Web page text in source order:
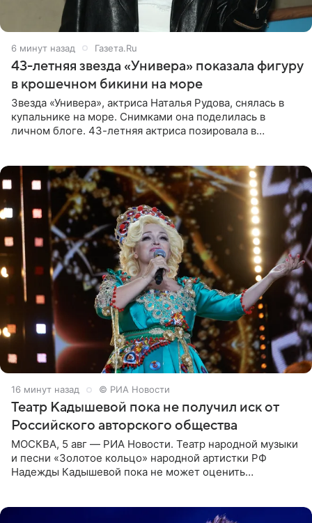
6 минут назад Газета.Ru
43-летняя звезда «Универа» показала фигуру
в крошечном бикини на море
Звезда «Универа», актриса Наталья Рудова, снялась в
купальнике на море. Снимками она поделилась в
личном блоге. 43-летняя актриса позировала в
16 минут назад © РИА Новости
Театр Кадышевой пока не получил иск от
Российского авторского общества
МОСКВА, 5 авг — РИА Новости. Театр народной музыки
и песни «Золотое кольцо» народной артистки РФ
Надежды Кадышевой пока не может оценить